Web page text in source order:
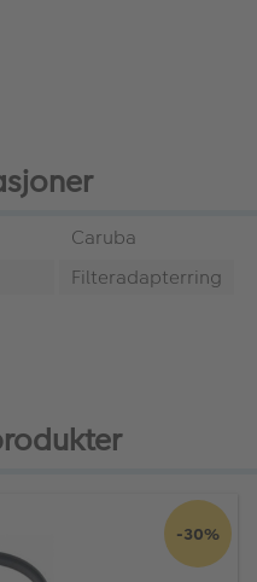
Caruba
Filteradapterring
-30%